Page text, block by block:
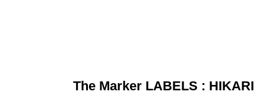
The Marker LABELS : HIKARI